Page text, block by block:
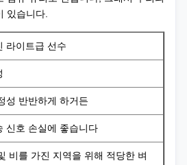
있습니다.
라이트급 선수
성 반반하게 하거든
신호 손실에 좋습니다
비를 가진 지역을 위해 적당한 벼